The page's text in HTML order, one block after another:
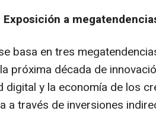
a
basa en tres
próxima década de
digital y la economía de los
a través de inversiones